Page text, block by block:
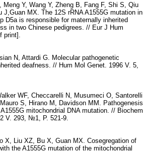
Meng Y, Wang Y, Zheng B, Fang F, Shi S, Qiu
J,Guan MX. The 12S rRNA A1555G mutation in
D5a is responsible for maternally inherited
in two Chinese pedigrees. // Eur J Hum
print].
N, Attardi G. Molecular pathogenetic
deafness. // Hum Mol Genet. 1996 V. 5,
WF, Checcarelli N, Musumeci O, Santorelli
S, Hirano M, Davidson MM. Pathogenesis
mitochondrial DNA mutation. // Biochem
V. 293, №1, P. 521-9.
X, Liu XZ, Bu X, Guan MX. Cosegregation of
the A1555G mutation of the mitochondrial